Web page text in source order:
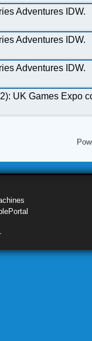
Adventures IDW.
Adventures IDW.
Adventures IDW.
UK Games Expo